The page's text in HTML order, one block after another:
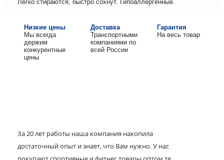
Легко стираются, быстро сохнут. Гипоаллергенные.
Низкие цены
Мы всегда
держим
конкурентные
цены
Доставка
Транспортными
компаниями по
всей России
Гарантия
На весь товар
За 20 лет работы наша компания накопила
достаточный опыт и знает, что Вам нужно. У нас